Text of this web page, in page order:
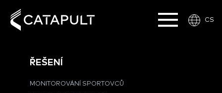
CS
ŘEŠENÍ
MONITOROVÁNÍ SPORTOVCŮ